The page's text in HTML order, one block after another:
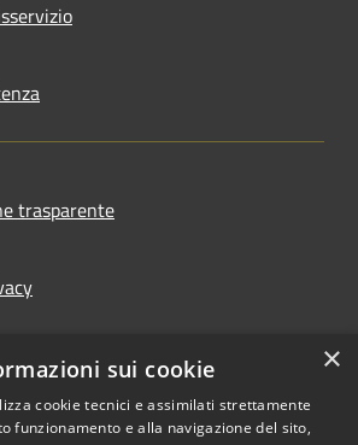
trasparente
accessibilità
×
sui cookie
cookie tecnici e assimilati strettamente
funzionamento e alla navigazione del sito,